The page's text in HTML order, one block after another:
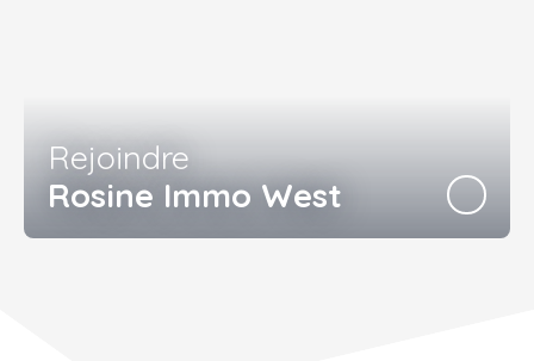
Rejoindre
Rosine Immo West